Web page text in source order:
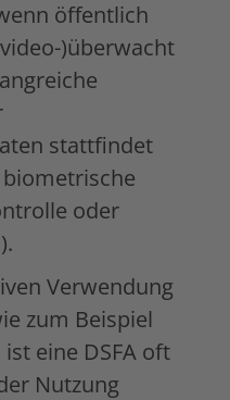
öffentlich
)überwacht
stattfindet
biometrische
oder
Verwendung
zum Beispiel
eine DSFA oft
Nutzung